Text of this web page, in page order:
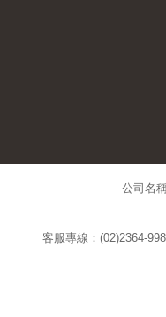
公司名
客服專線：(02)2364-